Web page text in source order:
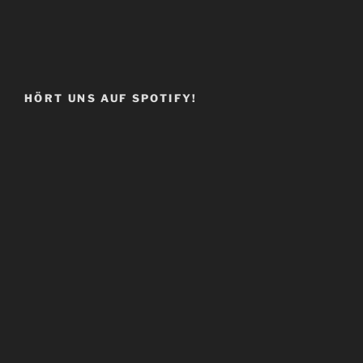
HÖRT UNS AUF SPOTIFY!